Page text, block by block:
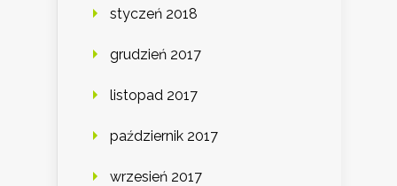
styczeń 2018
grudzień 2017
listopad 2017
październik 2017
wrzesień 2017